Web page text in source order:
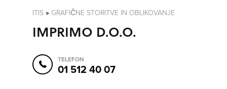
POSLOVNE ENOTE
IZRIŠI POT
ITIS» GRAFIČNE STORITVE IN OBLIKOVANJE
IMPRIMO D.O.O.
TELEFON
01 512 40 07